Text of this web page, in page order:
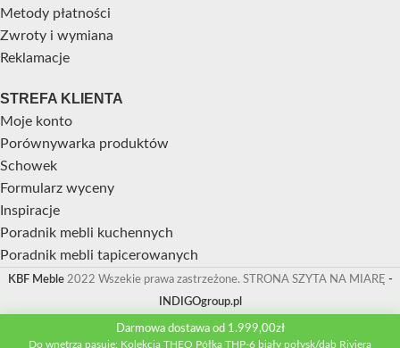
Metody płatności
Zwroty i wymiana
Reklamacje
STREFA KLIENTA
Moje konto
Porównywarka produktów
Schowek
Formularz wyceny
Inspiracje
Poradnik mebli kuchennych
Poradnik mebli tapicerowanych
KBF Meble 2022 Wszekie prawa zastrzeżone. STRONA SZYTA NA MIARĘ -
INDIGOgroup.pl
Darmowa dostawa od 1.999,00zł
Do wnętrza pasuje: Kolekcja THEO Półka THP-6 biały połysk/dąb Riviera